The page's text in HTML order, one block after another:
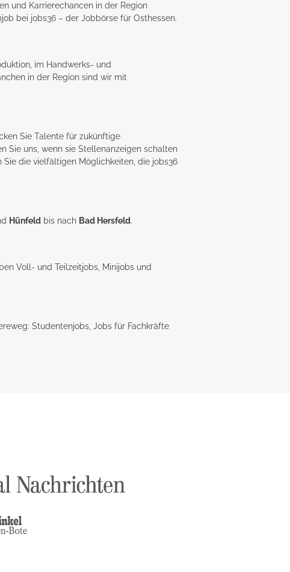
und Karrierechancen in der Region
bei jobs36 – der Jobbörse für Osthessen.
im Handwerks- und
in der Region sind wir mit
Sie Talente für zukünftige
Sie uns, wenn sie Stellenanzeigen schalten
die vielfältigen Möglichkeiten, die jobs36
Hünfeld bis nach Bad Hersfeld.
Voll- und Teilzeitjobs Minijobs und
Studentenjobs, Jobs für Fachkräfte